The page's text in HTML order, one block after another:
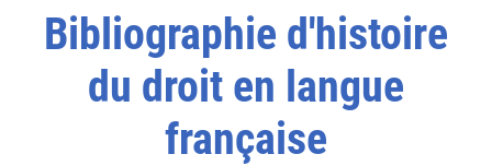
Bibliographie d'histoire
du droit en langue
française